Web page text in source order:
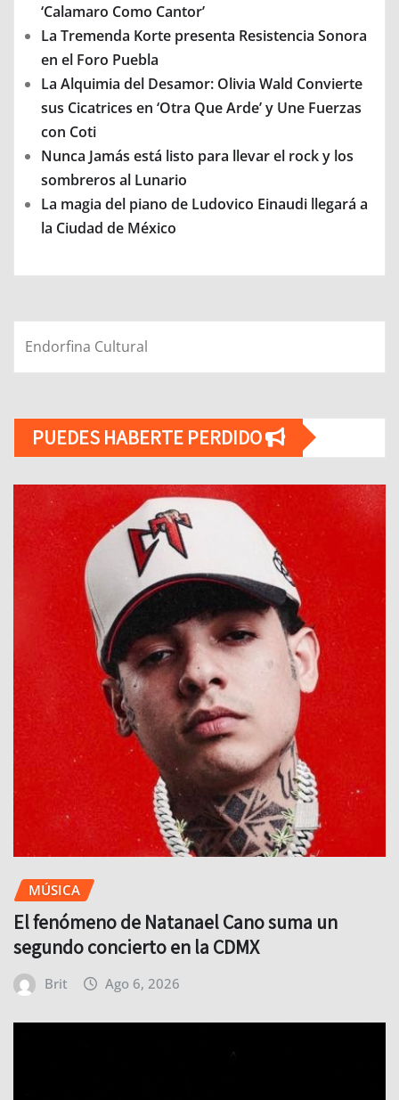
‘Calamaro Como Cantor’
La Tremenda Korte presenta Resistencia Sonora
en el Foro Puebla
La Alquimia del Desamor: Olivia Wald Convierte
sus Cicatrices en ‘Otra Que Arde’ y Une Fuerzas
con Coti
Nunca Jamás está listo para llevar el rock y los
sombreros al Lunario
La magia del piano de Ludovico Einaudi llegará a
la Ciudad de México
Endorfina Cultural
PUEDES HABERTE PERDIDO
MÚSICA
El fenómeno de Natanael Cano suma un
segundo concierto en la CDMX
Brit Ago 6, 2026